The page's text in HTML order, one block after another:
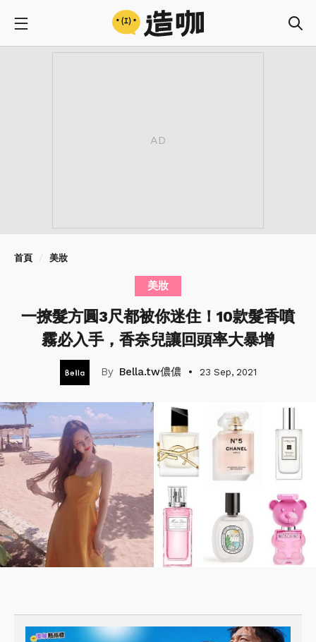
首頁 美妝
美妝
一撩髮方圓3尺都被你迷住！10款髮香噴
霧必入手，香奈兒讓回頭率大暴增
Bella.tw儂儂 23 Sep, 2021